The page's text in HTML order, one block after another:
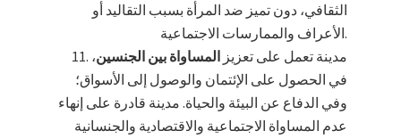
الثقافي، دون تميز ضد المرأة بسبب التقاليد أو
الأعراف والممارسات الاجتماعية.
مدينة تعمل على تعزيز المساواة بين الجنسين،
في الحصول على الإئتمان والوصول إلى الأسواق؛
وفي الدفاع عن البيئة والحياة. مدينة قادرة على إنهاء
عدم المساواة الاجتماعية والاقتصادية والجنسانية